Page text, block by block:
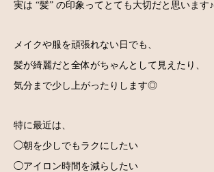
実は “髪” の印象ってとても大切だと思います♪
メイクや服を頑張れない日でも、
髪が綺麗だと全体がちゃんとして見えたり、
気分まで少し上がったりします◎
特に最近は、
◯朝を少しでもラクにしたい
◯アイロン時間を減らしたい